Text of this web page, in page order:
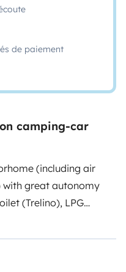
de paiement
camping-car
(including air
with great autonomy
(Trelino), LPG
and lithium
the stress of constantly